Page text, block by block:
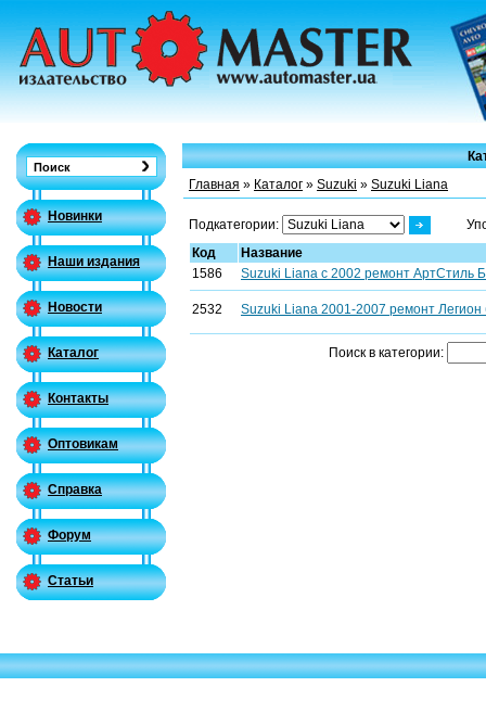
Новинки
Наши издания
Новости
Каталог
Контакты
Оптовикам
Справка
Форум
Статьи
Главная » Каталог » Suzuki » Suzuki Liana
Подкатегории:
Код
Название
1586
Suzuki Liana с 2002 ремонт АртСтиль Б
2532 Suzuki Liana 2001-2007 ремонт Легион
Поиск в категории: